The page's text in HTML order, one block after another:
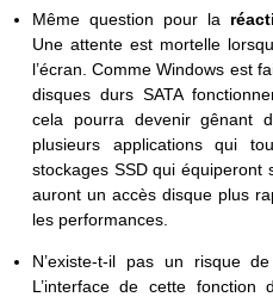
Même question pour la
Une attente est mortelle
l’écran. Comme Windows est
disques durs SATA
cela pourra devenir gênant
plusieurs applications qui
stockages SSD qui
auront un accès disque plus
les performances.
N’existe-t-il pas un risque
L’interface de cette